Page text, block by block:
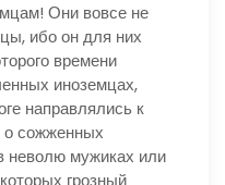
Они вовсе не
ибо он для них
времени
иноземцах,
направлялись к
о сожженных
неволю мужиках или
грозный